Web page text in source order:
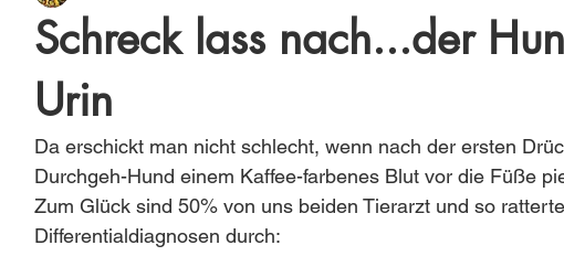
Schreck lass nach...der
Urin
Da erschickt man nicht schlecht, wenn nach der ersten
Durchgeh-Hund einem Kaffee-farbenes Blut vor die Füße
Zum Glück sind 50% von uns beiden Tierarzt und so
Differentialdiagnosen durch: